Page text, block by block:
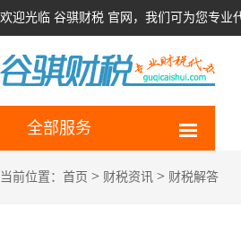
欢迎光临 谷骐财税 官网，我们可为您专业
全部服务
当前位置： 首页 > 财税资讯 > 财税解答